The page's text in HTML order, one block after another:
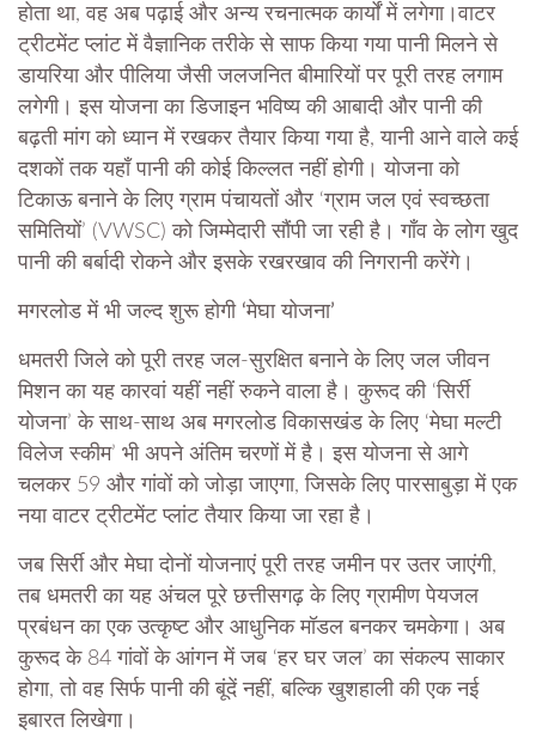
होता था, वह अब पढ़ाई और अन्य रचनात्मक कार्यों में लगेगा।वाटर
ट्रीटमेंट प्लांट में वैज्ञानिक तरीके से साफ किया गया पानी मिलने से
डायरिया और पीलिया जैसी जलजनित बीमारियों पर पूरी तरह लगाम
लगेगी। इस योजना का डिजाइन भविष्य की आबादी और पानी की
बढ़ती मांग को ध्यान में रखकर तैयार किया गया है, यानी आने वाले कई
दशकों तक यहाँ पानी की कोई किल्लत नहीं होगी। योजना को
टिकाऊ बनाने के लिए ग्राम पंचायतों और ‘ग्राम जल एवं स्वच्छता
समितियों’ (VWSC) को जिम्मेदारी सौंपी जा रही है। गाँव के लोग खुद
पानी की बर्बादी रोकने और इसके रखरखाव की निगरानी करेंगे।
​मगरलोड में भी जल्द शुरू होगी ‘मेघा योजना’
​धमतरी जिले को पूरी तरह जल-सुरक्षित बनाने के लिए जल जीवन
मिशन का यह कारवां यहीं नहीं रुकने वाला है। कुरूद की ‘सिर्री
योजना’ के साथ-साथ अब मगरलोड विकासखंड के लिए ‘मेघा मल्टी
विलेज स्कीम’ भी अपने अंतिम चरणों में है। इस योजना से आगे
चलकर 59 और गांवों को जोड़ा जाएगा, जिसके लिए पारसाबुड़ा में एक
नया वाटर ट्रीटमेंट प्लांट तैयार किया जा रहा है।
​जब सिर्री और मेघा दोनों योजनाएं पूरी तरह जमीन पर उतर जाएंगी,
तब धमतरी का यह अंचल पूरे छत्तीसगढ़ के लिए ग्रामीण पेयजल
प्रबंधन का एक उत्कृष्ट और आधुनिक मॉडल बनकर चमकेगा। अब
कुरूद के 84 गांवों के आंगन में जब ‘हर घर जल’ का संकल्प साकार
होगा, तो वह सिर्फ पानी की बूंदें नहीं, बल्कि खुशहाली की एक नई
इबारत लिखेगा।